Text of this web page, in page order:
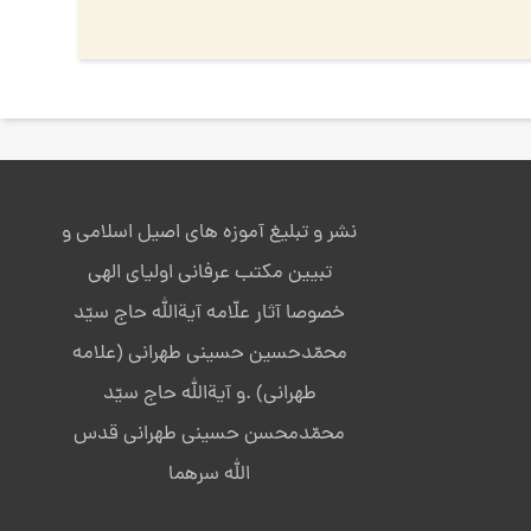
نشر و تبلیغ آموزه های اصیل اسلامی و
تبیین مکتب عرفانی اولیای الهی
خصوصا آثار علّامه آیةالله حاج سیّد
محمّدحسین حسینی طهرانی (علامه
طهرانی) .و آیةالله حاج سیّد
محمّدمحسن حسینی طهرانی قدس
الله سرهما